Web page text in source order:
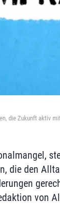
die Zukunft aktiv
die den
von